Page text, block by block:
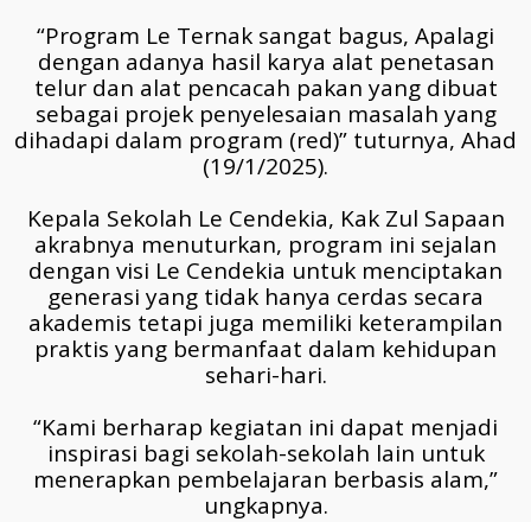
“Program Le Ternak sangat bagus, Apalagi
dengan adanya hasil karya alat penetasan
telur dan alat pencacah pakan yang dibuat
sebagai projek penyelesaian masalah yang
dihadapi dalam program (red)” tuturnya, Ahad
(19/1/2025).
Kepala Sekolah Le Cendekia, Kak Zul Sapaan
akrabnya menuturkan, program ini sejalan
dengan visi Le Cendekia untuk menciptakan
generasi yang tidak hanya cerdas secara
akademis tetapi juga memiliki keterampilan
praktis yang bermanfaat dalam kehidupan
sehari-hari.
“Kami berharap kegiatan ini dapat menjadi
inspirasi bagi sekolah-sekolah lain untuk
menerapkan pembelajaran berbasis alam,”
ungkapnya.